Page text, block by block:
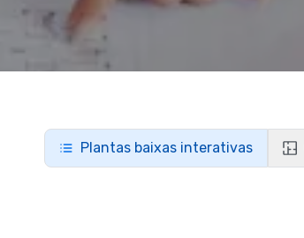
Plantas baixas interativas